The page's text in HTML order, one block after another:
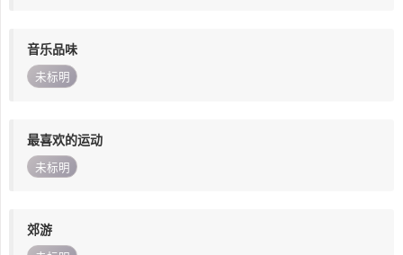
音乐品味
未标明
最喜欢的运动
未标明
郊游